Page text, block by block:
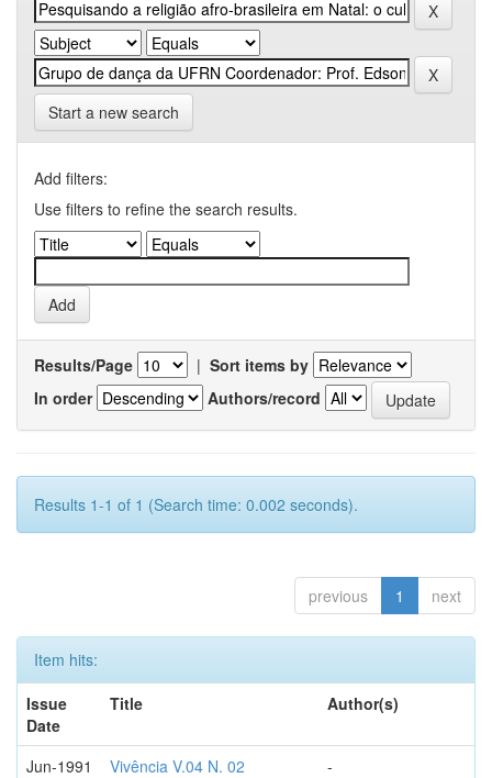
Start a new search
Add filters:
Use filters to refine the search results.
Results/Page | Sort items by
In order
Authors/record
Results 1-1 of 1 (Search time: 0.002 seconds).
previous 1 next
Item hits:
Issue
Date
Title Author(s)
Jun-1991 Vivência V.04 N. 02 -